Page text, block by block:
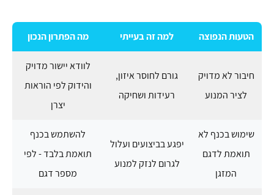
הטעות הנפוצה למה זה בעייתי מה הפתרון הנכון
חיבור לא מדויק
לציר המנוע
גורם לחוסר איזון,
רעידות ושחיקה
לוודא יישור מדויק
והידוק לפי הוראות
יצרן
שימוש בכנף לא
תואמת לדגם
המזגן
יפגע בביצועים ועלול
לגרום לנזק למנוע
להשתמש בכנף
תואמת בלבד - לפי
מספר דגם